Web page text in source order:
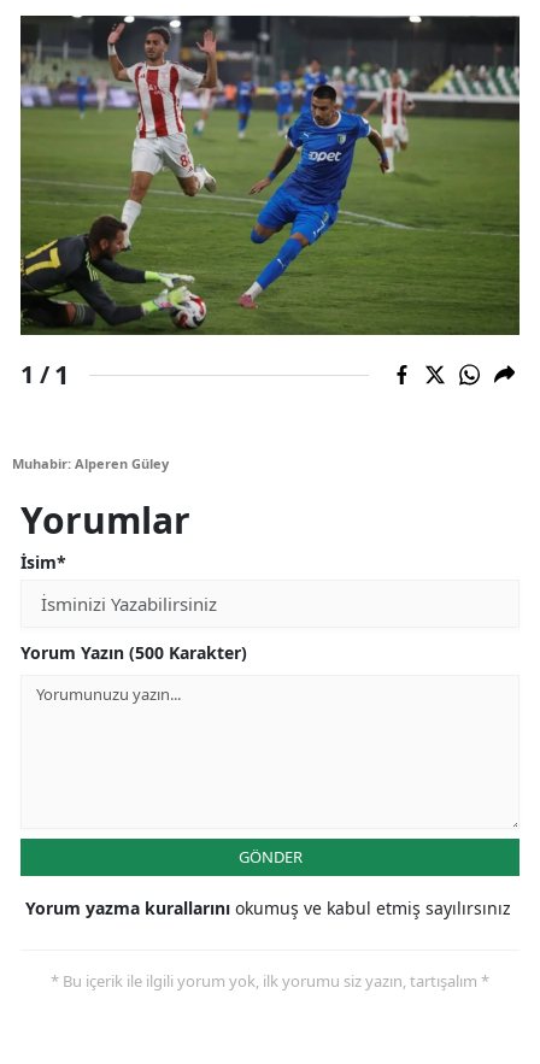
1 /1
Muhabir: Alperen Güley
Yorumlar
İsim*
Yorum Yazın (500 Karakter)
GÖNDER
Yorum yazma kurallarını okumuş ve kabul etmiş sayılırsınız
* Bu içerik ile ilgili yorum yok, ilk yorumu siz yazın, tartışalım *